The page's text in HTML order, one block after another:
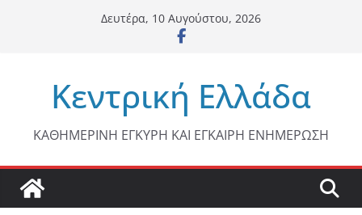
Δευτέρα, 10 Αυγούστου, 2026
Κεντρική Ελλάδα
ΚΑΘΗΜΕΡΙΝΗ ΕΓΚΥΡΗ ΚΑΙ ΕΓΚΑΙΡΗ ΕΝΗΜΕΡΩΣΗ